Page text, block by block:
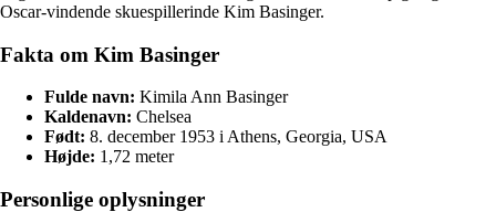
Oscar-vindende skuespillerinde Kim Basinger.
Fakta om Kim Basinger
Fulde navn: Kimila Ann Basinger
Kaldenavn: Chelsea
Født: 8. december 1953 i Athens, Georgia, USA
Højde: 1,72 meter
Personlige oplysninger